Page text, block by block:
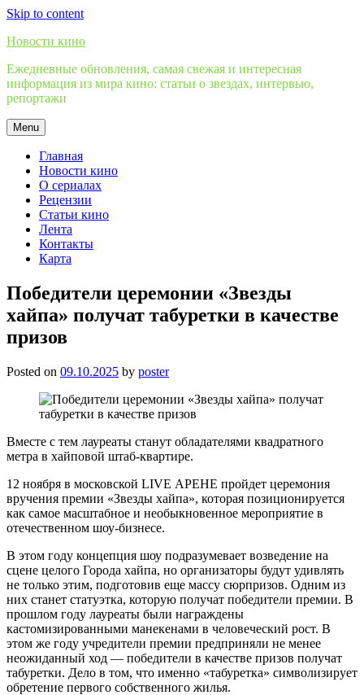
Skip to content
Новости кино
Ежедневные обновления, самая свежая и интересная
информация из мира кино: статьи о звездах, интервью,
репортажи
Menu
Главная
Новости кино
О сериалах
Рецензии
Статьи кино
Лента
Контакты
Карта
Победители церемонии «Звезды
хайпа» получат табуретки в качестве
призов
Posted on 09.10.2025 by poster
Вместе с тем лауреаты станут обладателями квадратного
метра в хайповой штаб-квартире.
12 ноября в московской LIVE АРЕНЕ пройдет церемония
вручения премии «Звезды хайпа», которая позиционируется
как самое масштабное и необыкновенное мероприятие в
отечественном шоу-бизнесе.
В этом году концепция шоу подразумевает возведение на
сцене целого Города хайпа, но организаторы будут удивлять
не только этим, подготовив еще массу сюрпризов. Одним из
них станет статуэтка, которую получат победители премии. В
прошлом году лауреаты были награждены
кастомизированными манекенами в человеческий рост. В
этом же году учредители премии предприняли не менее
неожиданный ход — победители в качестве призов получат
табуретки. Дело в том, что именно «табуретка» символизирует
обретение первого собственного жилья.